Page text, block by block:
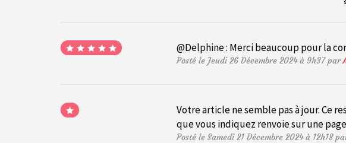
@Delphine : Merci beaucoup pour la
Posté le Jeudi 26 Décembre 2024 à 9h37 par
Votre article ne semble pas à jour. Ce
que vous indiquez renvoie sur une
Posté le Samedi 21 Décembre 2024 à 12h18